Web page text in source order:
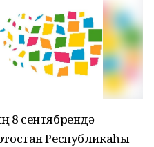
8 сентябрендә
Республикаһы